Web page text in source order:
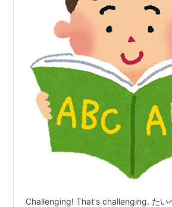
Challenging! That's challenging. たい